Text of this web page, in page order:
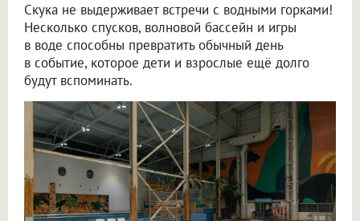
Скука не выдерживает встречи с водными горками!
Несколько спусков, волновой бассейн и игры
в воде способны превратить обычный день
в событие, которое дети и взрослые ещё долго
будут вспоминать.